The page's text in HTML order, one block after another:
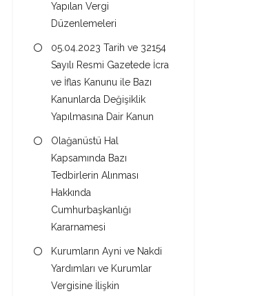
Yapılan Vergi
Düzenlemeleri
05.04.2023 Tarih ve 32154
Sayılı Resmi Gazetede İcra
ve İflas Kanunu ile Bazı
Kanunlarda Değişiklik
Yapılmasına Dair Kanun
Olağanüstü Hal
Kapsamında Bazı
Tedbirlerin Alınması
Hakkında
Cumhurbaşkanlığı
Kararnamesi
Kurumların Ayni ve Nakdi
Yardımları ve Kurumlar
Vergisine İlişkin